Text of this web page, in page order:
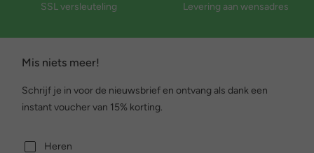
SSL versleuteling Levering aan wensadres
Mis niets meer!
Schrijf je in voor de nieuwsbrief en ontvang als dank een
instant voucher van 15% korting.
Heren